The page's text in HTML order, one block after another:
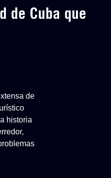
de Cuba que
de
historia